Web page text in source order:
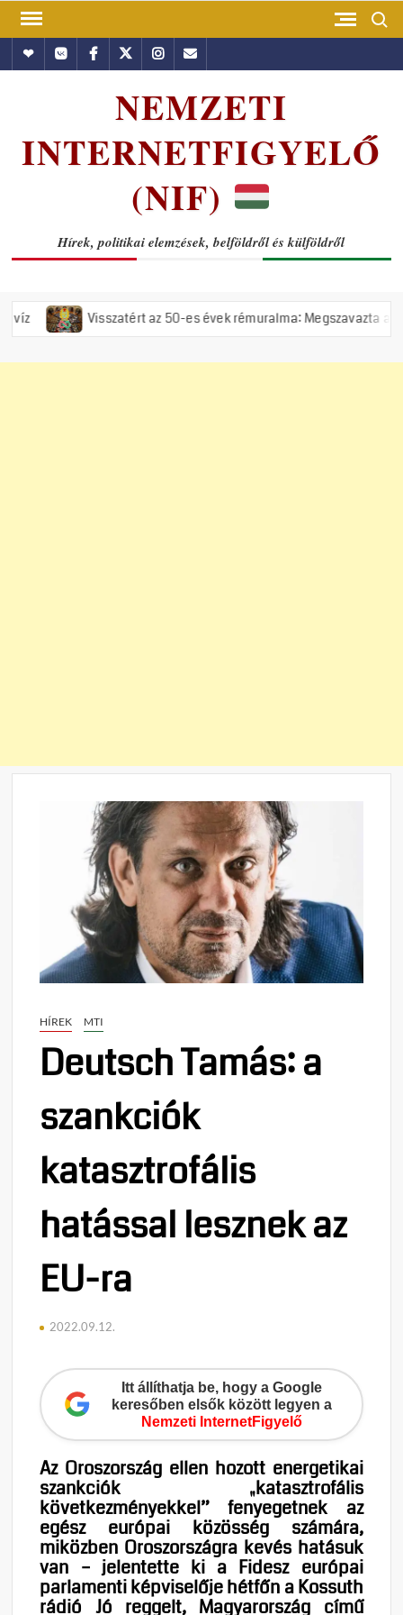
Skip
contentHundubVkontakte
Facebook
TwitterInstagram
Email
NEMZETI
INTERNETFIGYELŐ
(NIF)
Hírek, politikai elemzések, belföldről és külföldről
Visszatért az 50-es évek rémuralma: Megszavazta az
HÍREK MTI
Deutsch Tamás: a
szankciók
katasztrofális
hatással lesznek az
EU-ra
2022.09.12.
Itt állíthatja be, hogy a Google
keresőben elsők között legyen a
Nemzeti InternetFigyelő
Az Oroszország ellen hozott energetikai
szankciók „katasztrofális
következményekkel” fenyegetnek az
egész európai közösség számára,
miközben Oroszországra kevés hatásuk
van – jelentette ki a Fidesz európai
parlamenti képviselője hétfőn a Kossuth
rádió Jó reggelt, Magyarország című